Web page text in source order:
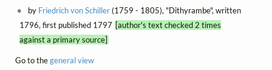
by Friedrich von Schiller(1759 - 1805), "Dithyrambe", written
1796, first published 1797 [author's text checked 2 times
against a primary source]
Go to thegeneral view